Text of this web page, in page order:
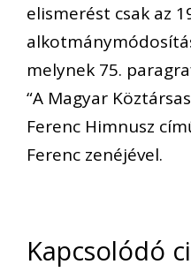
elismerést csak az
melynek 75.
“A Magyar
Ferenc Himnusz
Ferenc zenéjével.
Kapcsolódó